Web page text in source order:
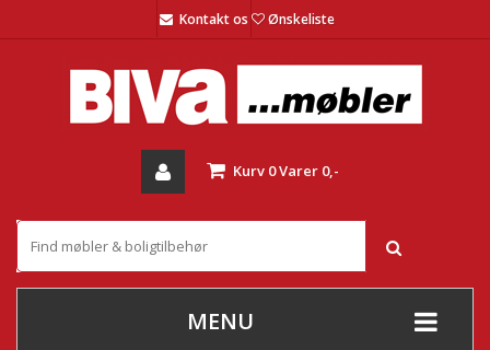
Kontakt os Ønskeliste
Kurv 0Varer 0,-
MENU